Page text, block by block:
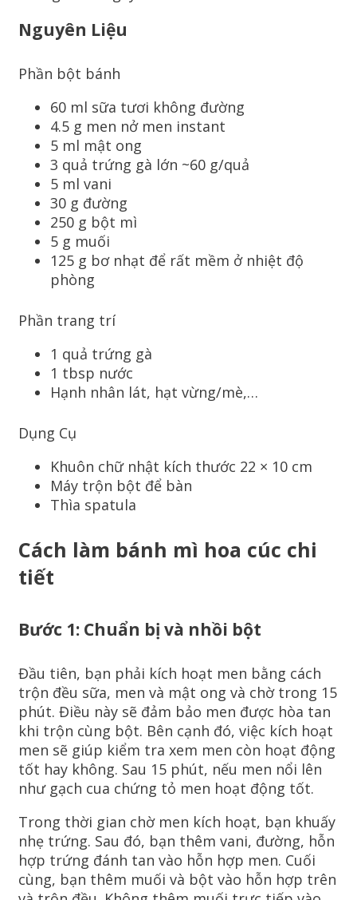
Nguyên Liệu
Phần bột bánh
60 ml sữa tươi không đường
4.5 g men nở men instant
5 ml mật ong
3 quả trứng gà lớn ~60 g/quả
5 ml vani
30 g đường
250 g bột mì
5 g muối
125 g bơ nhạt để rất mềm ở nhiệt độ
phòng
Phần trang trí
1 quả trứng gà
1 tbsp nước
Hạnh nhân lát, hạt vừng/mè,…
Dụng Cụ
Khuôn chữ nhật kích thước 22 × 10 cm
Máy trộn bột để bàn
Thìa spatula
Cách làm bánh mì hoa cúc chi
tiết
Bước 1: Chuẩn bị và nhồi bột
Đầu tiên, bạn phải kích hoạt men bằng cách
trộn đều sữa, men và mật ong và chờ trong 15
phút. Điều này sẽ đảm bảo men được hòa tan
khi trộn cùng bột. Bên cạnh đó, việc kích hoạt
men sẽ giúp kiểm tra xem men còn hoạt động
tốt hay không. Sau 15 phút, nếu men nổi lên
như gạch cua chứng tỏ men hoạt động tốt.
Trong thời gian chờ men kích hoạt, bạn khuấy
nhẹ trứng. Sau đó, bạn thêm vani, đường, hỗn
hợp trứng đánh tan vào hỗn hợp men. Cuối
cùng, bạn thêm muối và bột vào hỗn hợp trên